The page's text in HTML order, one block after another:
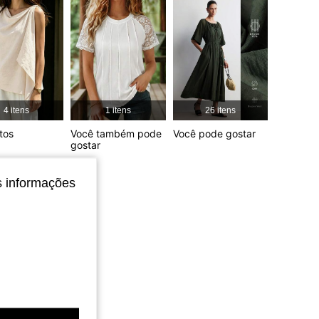
4,77 8K 822K
4 itens 1 itens
Você também pode
gostar
26 itens
Você pode gostar
informações